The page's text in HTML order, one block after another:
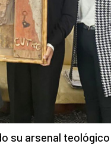
su arsenal